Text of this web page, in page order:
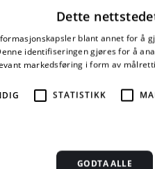
Planlegging for bygging på
Sikring av eksisterende
Hulltaking i betong og
Resirkulert tilslag
Hulltaking i vegger og
Dette
blant annet for å
identifiseringen gjøres for å
markedsføring i form av
STATISTIKK
GODTA ALLE